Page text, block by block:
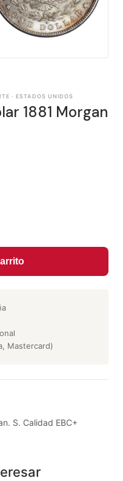
· ESTADOS UNIDOS
1881 Morgan
Mastercard)
S. Calidad EBC+